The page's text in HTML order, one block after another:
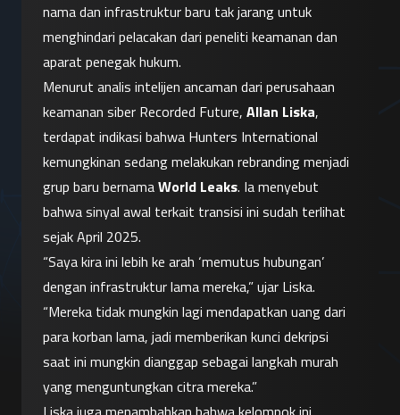
nama dan infrastruktur baru tak jarang untuk
menghindari pelacakan dari peneliti keamanan dan
aparat penegak hukum.
Menurut analis intelijen ancaman dari perusahaan
keamanan siber Recorded Future, Allan Liska,
terdapat indikasi bahwa Hunters International
kemungkinan sedang melakukan rebranding menjadi
grup baru bernama World Leaks. Ia menyebut
bahwa sinyal awal terkait transisi ini sudah terlihat
sejak April 2025.
“Saya kira ini lebih ke arah ‘memutus hubungan’
dengan infrastruktur lama mereka,” ujar Liska.
“Mereka tidak mungkin lagi mendapatkan uang dari
para korban lama, jadi memberikan kunci dekripsi
saat ini mungkin dianggap sebagai langkah murah
yang menguntungkan citra mereka.”